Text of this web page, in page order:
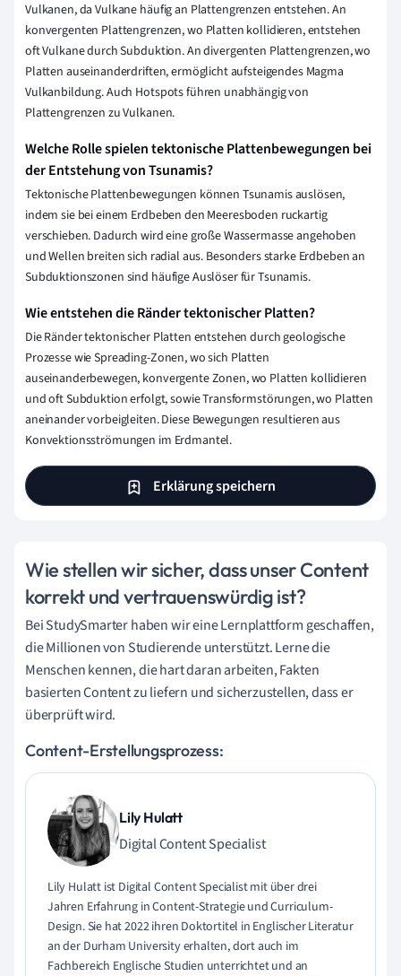
Vulkanen, da Vulkane häufig an Plattengrenzen entstehen. An
konvergenten Plattengrenzen, wo Platten kollidieren, entstehen
oft Vulkane durch Subduktion. An divergenten Plattengrenzen, wo
Platten auseinanderdriften, ermöglicht aufsteigendes Magma
Vulkanbildung. Auch Hotspots führen unabhängig von
Plattengrenzen zu Vulkanen.
Welche Rolle spielen tektonische Plattenbewegungen bei
der Entstehung von Tsunamis?
Tektonische Plattenbewegungen können Tsunamis auslösen,
indem sie bei einem Erdbeben den Meeresboden ruckartig
verschieben. Dadurch wird eine große Wassermasse angehoben
und Wellen breiten sich radial aus. Besonders starke Erdbeben an
Subduktionszonen sind häufige Auslöser für Tsunamis.
Wie entstehen die Ränder tektonischer Platten?
Die Ränder tektonischer Platten entstehen durch geologische
Prozesse wie Spreading-Zonen, wo sich Platten
auseinanderbewegen, konvergente Zonen, wo Platten kollidieren
und oft Subduktion erfolgt, sowie Transformstörungen, wo Platten
aneinander vorbeigleiten. Diese Bewegungen resultieren aus
Konvektionsströmungen im Erdmantel.
Erklärung speichern
Wie stellen wir sicher, dass unser Content
korrekt und vertrauenswürdig ist?
Bei StudySmarter haben wir eine Lernplattform geschaffen,
die Millionen von Studierende unterstützt. Lerne die
Menschen kennen, die hart daran arbeiten, Fakten
basierten Content zu liefern und sicherzustellen, dass er
überprüft wird.
Content-Erstellungsprozess:
Lily Hulatt
Digital Content Specialist
Lily Hulatt ist Digital Content Specialist mit über drei
Jahren Erfahrung in Content-Strategie und Curriculum-
Design. Sie hat 2022 ihren Doktortitel in Englischer Literatur
an der Durham University erhalten, dort auch im
Fachbereich Englische Studien unterrichtet und an